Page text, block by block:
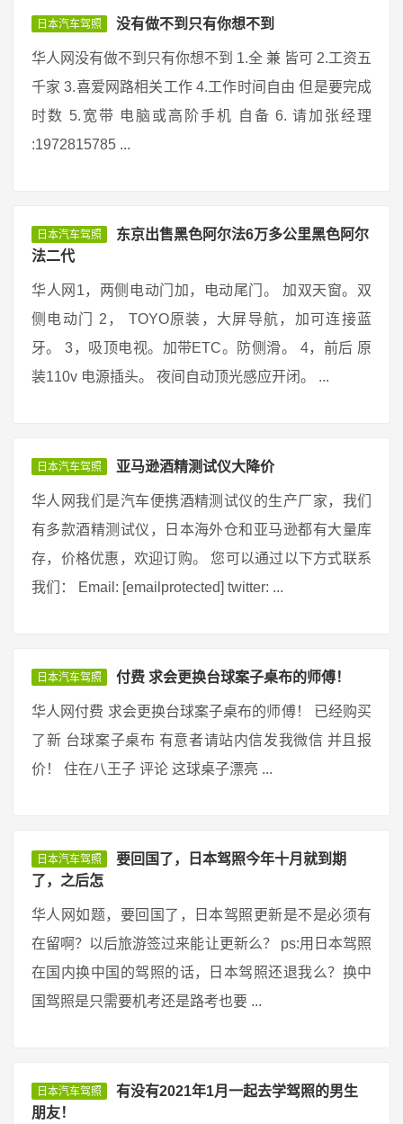
日本汽车驾照 没有做不到只有你想不到
华人网没有做不到只有你想不到 1.全 兼 皆可 2.工资五
千家 3.喜爱网路相关工作 4.工作时间自由 但是要完成
时数 5.宽带 电脑或高阶手机 自备 6. 请加张经理
:1972815785 ...
日本汽车驾照
东京出售黑色阿尔法6万多公里黑色阿尔
法二代
华人网1，两侧电动门加，电动尾门。 加双天窗。双
侧电动门 2， TOYO原装，大屏导航，加可连接蓝
牙。 3，吸顶电视。加带ETC。防侧滑。 4，前后 原
装110v 电源插头。 夜间自动顶光感应开闭。 ...
日本汽车驾照 亚马逊酒精测试仪大降价
华人网我们是汽车便携酒精测试仪的生产厂家，我们
有多款酒精测试仪，日本海外仓和亚马逊都有大量库
存，价格优惠，欢迎订购。 您可以通过以下方式联系
我们： Email: [emailprotected] twitter: ...
日本汽车驾照 付费 求会更换台球案子桌布的师傅！
华人网付费 求会更换台球案子桌布的师傅！ 已经购买
了新 台球案子桌布 有意者请站内信发我微信 并且报
价！ 住在八王子 评论 这球桌子漂亮 ...
日本汽车驾照
要回国了，日本驾照今年十月就到期
了，之后怎
华人网如题，要回国了，日本驾照更新是不是必须有
在留啊？以后旅游签过来能让更新么？ ps:用日本驾照
在国内换中国的驾照的话，日本驾照还退我么？换中
国驾照是只需要机考还是路考也要 ...
日本汽车驾照
有没有2021年1月一起去学驾照的男生
朋友！